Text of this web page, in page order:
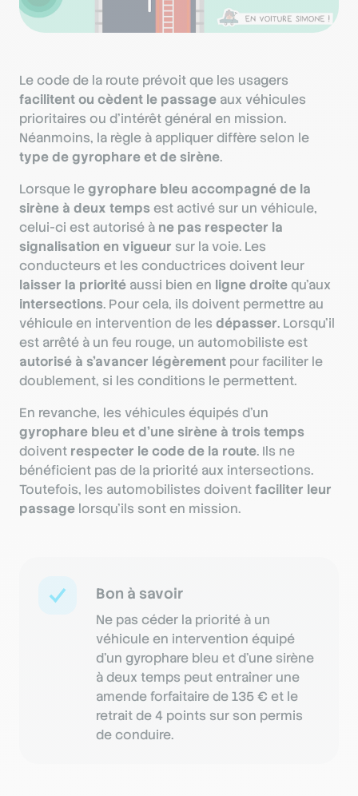
Le code de la route prévoit que les usagers
facilitent ou cèdent le passage aux véhicules
prioritaires ou d’intérêt général en mission.
Néanmoins, la règle à appliquer diffère selon le
type de gyrophare et de sirène.
Lorsque legyrophare bleu accompagné de la
sirène à deux tempsest activé sur un véhicule,
celui-ci est autorisé à ne pas respecter la
signalisation en vigueur sur la voie. Les
conducteurs et les conductrices doivent leur
laisser la priorité aussi bien en ligne droitequ’aux
intersections. Pour cela, ils doivent permettre au
véhicule en intervention de les dépasser. Lorsqu’il
est arrêté à un feu rouge, un automobiliste est
autorisé à s’avancer légèrement pour faciliter le
doublement, si les conditions le permettent.
En revanche, les véhicules équipés d’un
gyrophare bleu et d’une sirène à trois temps
doivent respecter le code de la route. Ils ne
bénéficient pas de la priorité aux intersections.
Toutefois, les automobilistes doiventfaciliter leur
passage lorsqu’ils sont en mission.
Bon à savoir
Ne pas céder la priorité à un
véhicule en intervention équipé
d’un gyrophare bleu et d’une sirène
à deux temps peut entraîner une
amende forfaitaire de 135 € et le
retrait de 4 points sur son permis
de conduire.